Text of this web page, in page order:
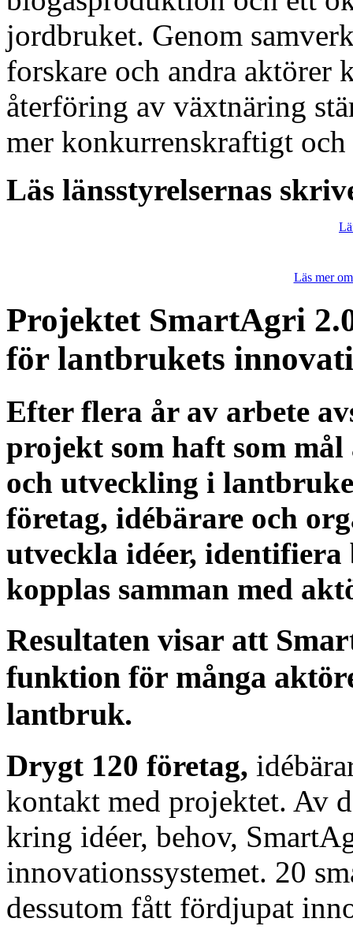
jordbruket. Genom
forskare och andra aktörer
återföring av växtnäring
mer konkurrenskraftigt
Läs länsstyrelsernas
Läs mer
Projektet SmartAgri
för lantbrukets
Efter flera år av arbete
projekt som haft som
och utveckling i
företag, idébärare och
utveckla idéer,
kopplas samman med
Resultaten visar att
funktion för många
lantbruk.
Drygt 120 företag,
kontakt med projektet. Av
kring idéer, behov,
innovationssystemet. 20
dessutom fått fördjupat